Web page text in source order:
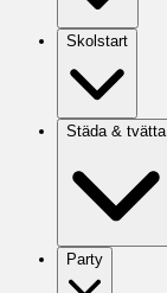
Skolstart
Städa & tvätta
Party